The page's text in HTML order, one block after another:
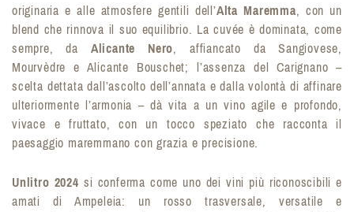
originaria e alle atmosfere gentili dell’Alta Maremma, con un
blend che rinnova il suo equilibrio. La cuvée è dominata, come
sempre, da Alicante Nero, affiancato da Sangiovese,
Mourvèdre e Alicante Bouschet; l’assenza del Carignano –
scelta dettata dall’ascolto dell’annata e dalla volontà di affinare
ulteriormente l’armonia – dà vita a un vino agile e profondo,
vivace e fruttato, con un tocco speziato che racconta il
paesaggio maremmano con grazia e precisione.
Unlitro 2024 si conferma come uno dei vini più riconoscibili e
amati di Ampeleia: un rosso trasversale, versatile e